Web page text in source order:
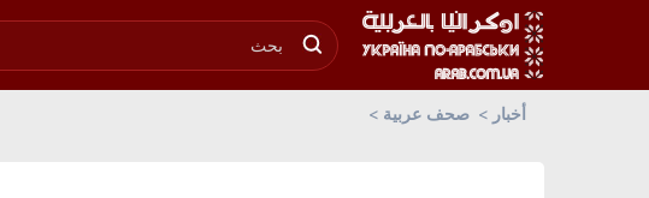
أخبار صحف عربية